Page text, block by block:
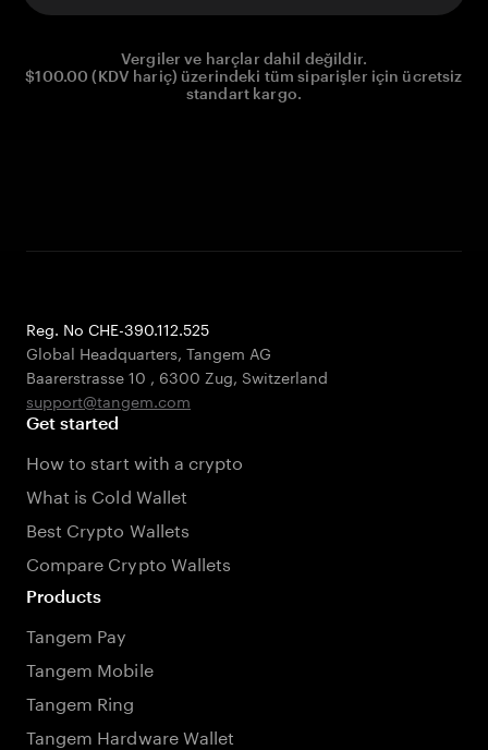
Vergiler ve harçlar dahil değildir.
$100.00 (KDV hariç) üzerindeki tüm siparişler için ücretsiz
standart kargo.
Reg. No CHE-390.112.525
Global Headquarters, Tangem AG
Baarerstrasse 10 , 6300 Zug, Switzerland
support@tangem.com
Get started
How to start with a crypto
What is Cold Wallet
Best Crypto Wallets
Compare Crypto Wallets
Products
Tangem Pay
Tangem Mobile
Tangem Ring
Tangem Hardware Wallet